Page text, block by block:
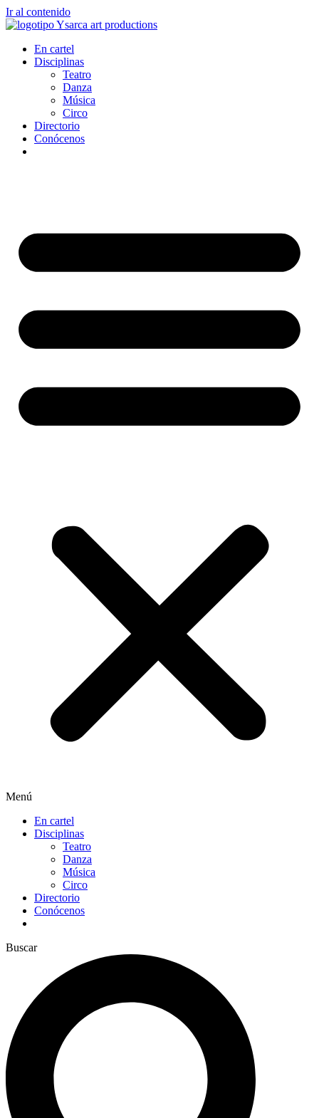
Ir al contenido
En cartel
Disciplinas
Teatro
Danza
Música
Circo
Directorio
Conócenos
Menú
En cartel
Disciplinas
Teatro
Danza
Música
Circo
Directorio
Conócenos
Buscar